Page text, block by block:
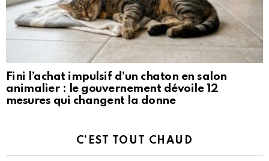
Fini l’achat impulsif d’un chaton en salon
animalier : le gouvernement dévoile 12
mesures qui changent la donne
C’EST TOUT CHAUD